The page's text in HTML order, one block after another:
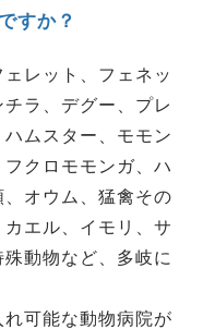
すか？
レット、フェネッ
ラ、デグー、プレ
ムスター、モモン
クロモモンガ、ハ
オウム、猛禽その
エル、イモリ、サ
動物など、多岐に
可能な動物病院が